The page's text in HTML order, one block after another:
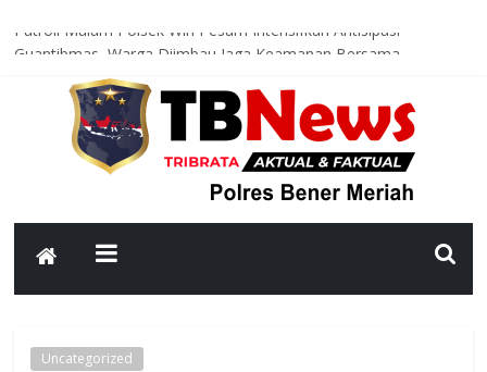
Patroli Malam Polsek Wih Pesam Intensifkan Antisipasi
Bhabinkamtibmas Kampung Kerlang Intensifkan Sambang Desa,
Ajak Warga Tingkatkan Kewaspadaan dan Jaga Kamtibmas
Polsek Bandar Gelar Bakti Sosial Sambut HUT ke-81
Kemerdekaan RI, Bersihkan Meunasah An-Nur Bersama Warga
Satlantas Polres Bener Meriah Intensifkan Patroli Malam, Cegah
Dalmas Tingkatkan Kesiapsiagaan Hadapi Gangguan Kamtibmas
Uncategorized